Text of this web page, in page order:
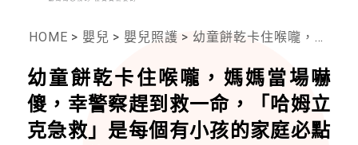
HOME > 嬰兒 > 嬰兒照護 > 幼童餅乾卡住喉嚨，媽媽當場嚇傻，幸警察趕到救一命，「哈姆立克急救」是每個有小孩的家庭必點滿的技能
幼童餅乾卡住喉嚨，媽媽當場嚇
傻，幸警察趕到救一命，「哈姆立
克急救」是每個有小孩的家庭必點